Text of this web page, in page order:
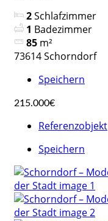
2Schlafzimmer
1 Badezimmer
85 m²
73614 Schorndorf
Speichern
215.000€
Referenzobjekt
Speichern